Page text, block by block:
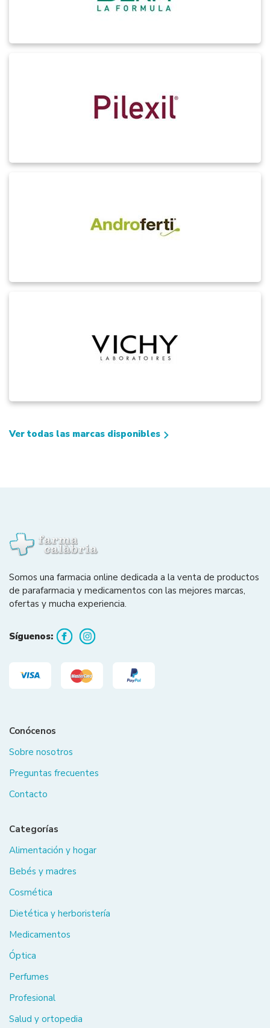
Ver todas las marcas disponibles
Somos una farmacia online dedicada a la venta de productos
de parafarmacia y medicamentos con las mejores marcas,
ofertas y mucha experiencia.
Síguenos:
Conócenos
Sobre nosotros
Preguntas frecuentes
Contacto
Categorías
Alimentación y hogar
Bebés y madres
Cosmética
Dietética y herboristería
Medicamentos
Óptica
Perfumes
Profesional
Salud y ortopedia